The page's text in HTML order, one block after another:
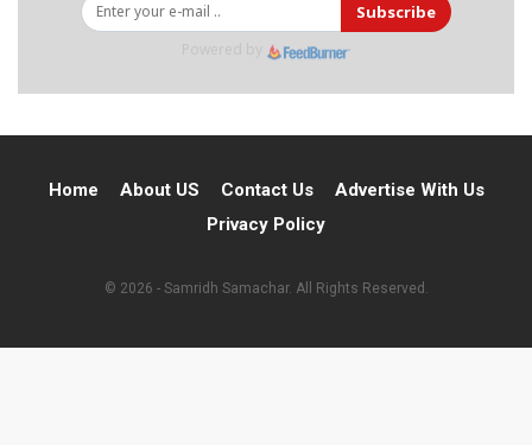
Subscribe
Home About US Contact Us
Advertise With Us
Privacy Policy
© 2026 - Samridh Samachar. All Rights Reserved.